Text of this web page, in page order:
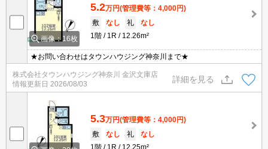
画像：16枚
5.2万円(管理費等：4,000円)
敷
なし 礼
なし
1階
1R 12.26m²
★お問い合わせはタウンハウジング神奈川まで★
株式会社タウンハウジング神奈川 金沢文庫店
情報更新日 2026/08/03
詳細を見る
5.3万円(管理費等：4,000円)
敷
なし 礼
なし
1階
1R 12.25m²